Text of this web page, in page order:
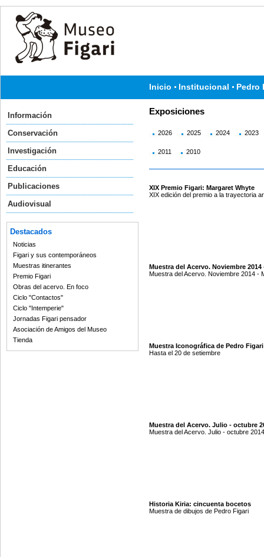
Inicio Institucional Pedro
Información
Conservación
Investigación
Educación
Publicaciones
Audiovisual
Destacados
Noticias
Figari y sus contemporáneos
Muestras itinerantes
Premio Figari
Obras del acervo. En foco
Ciclo "Contactos"
Ciclo "Intemperie"
Jornadas Figari pensador
Asociación de Amigos del Museo
Tienda
Exposiciones
2026 2025 2024 2023
2011 2010
XIX Premio Figari: Margaret Whyte
XIX edición del premio a la trayectoria
Muestra del Acervo. Noviembre 2014
Muestra del Acervo. Noviembre 2014 -
Muestra Iconográfica de Pedro Figari
Hasta el 20 de setiembre
Muestra del Acervo. Julio - octubre
Muestra del Acervo. Julio - octubre 2014
Historia Kiria: cincuenta bocetos
Muestra de dibujos de Pedro Figari